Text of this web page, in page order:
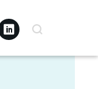
Recherche